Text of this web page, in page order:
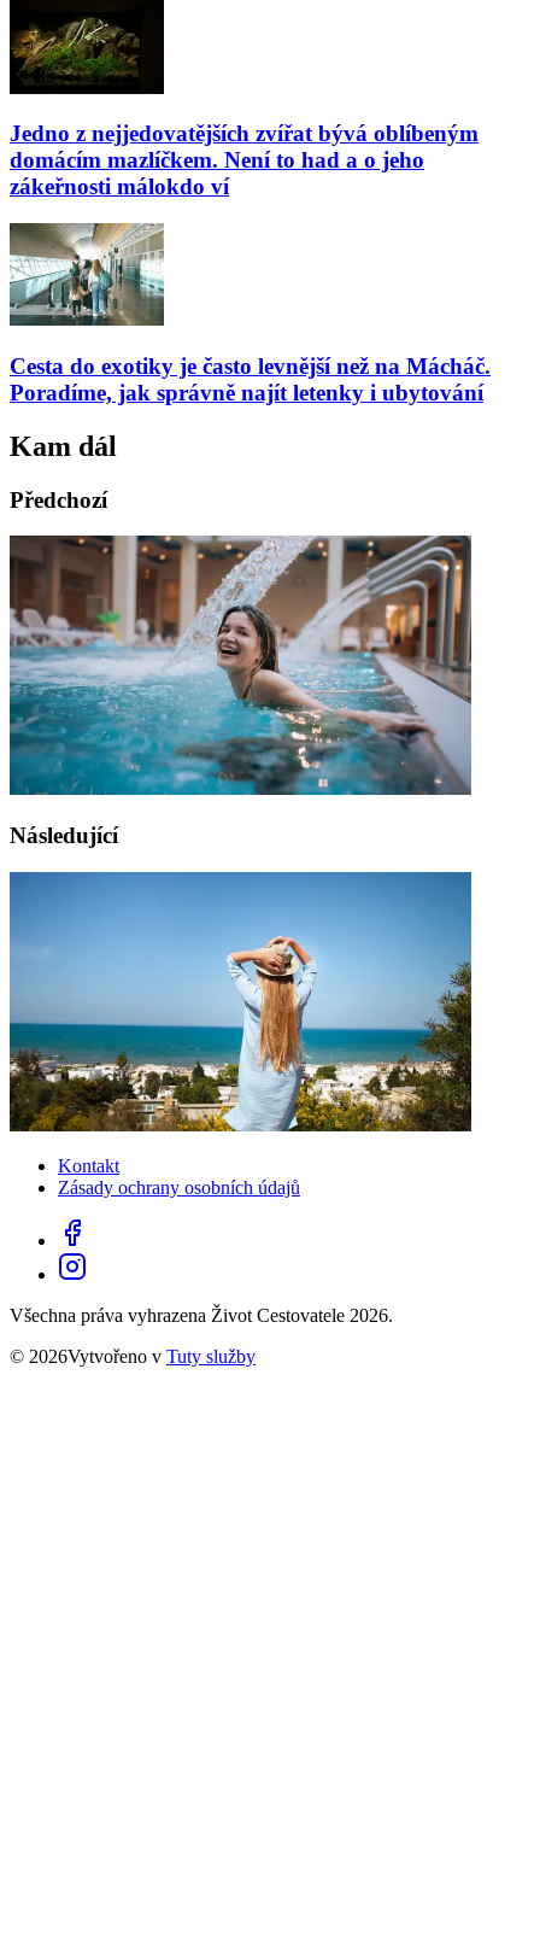
Jedno z nejjedovatějších zvířat bývá oblíbeným
domácím mazlíčkem. Není to had a o jeho
zákeřnosti málokdo ví
Cesta do exotiky je často levnější než na Mácháč.
Poradíme, jak správně najít letenky i ubytování
Kam dál
Předchozí
Následující
Kontakt
Zásady ochrany osobních údajů
Všechna práva vyhrazena Život Cestovatele 2026.
© 2026Vytvořeno v Tuty služby